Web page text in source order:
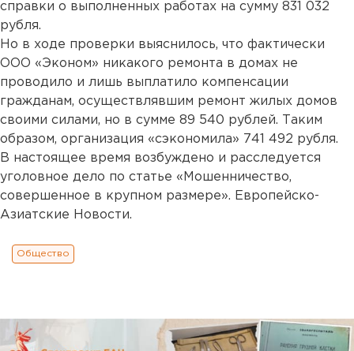
справки о выполненных работах на сумму 831 032
рубля.
Но в ходе проверки выяснилось, что фактически
ООО «Эконом» никакого ремонта в домах не
проводило и лишь выплатило компенсации
гражданам, осуществлявшим ремонт жилых домов
своими силами, но в сумме 89 540 рублей. Таким
образом, организация «сэкономила» 741 492 рубля.
В настоящее время возбуждено и расследуется
уголовное дело по статье «Мошенничество,
совершенное в крупном размере». Европейско-
Азиатские Новости.
Общество